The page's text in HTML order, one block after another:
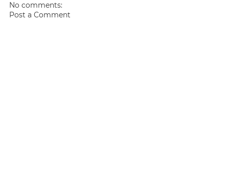
No comments:
Post a Comment